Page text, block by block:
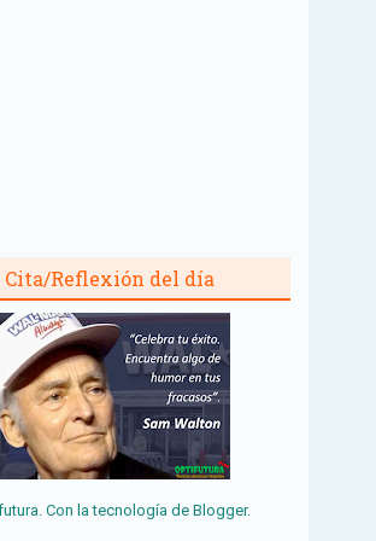
Cita/Reflexión del día
Con la tecnología de Blogger.